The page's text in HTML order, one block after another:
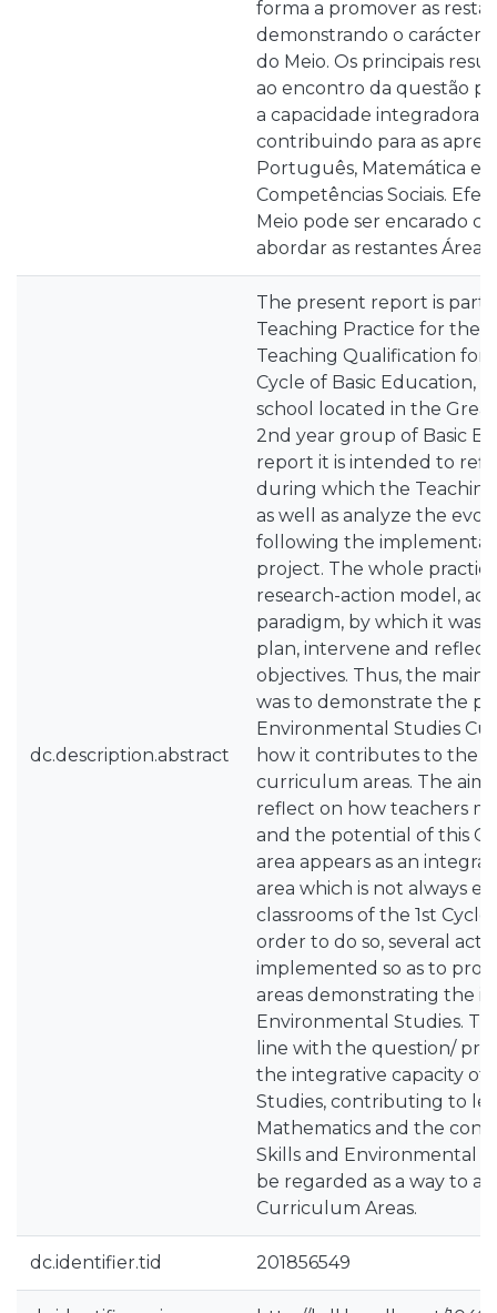
forma a promover as
demonstrando o carácter
do Meio. Os principais
ao encontro da questão
a capacidade integradora
contribuindo para as
Português, Matemática e
Competências Sociais.
Meio pode ser encarado
abordar as restantes
dc.description.abstract
The present report is part
Teaching Practice for the
Teaching Qualification for
Cycle of Basic Education,
school located in the
2nd year group of Basic
report it is intended to
during which the
as well as analyze the
following the
project. The whole
research-action model,
paradigm, by which it was
plan, intervene and
objectives. Thus, the main
was to demonstrate the
Environmental Studies
how it contributes to the
curriculum areas. The aim
reflect on how teachers
and the potential of this
area appears as an
area which is not always
classrooms of the 1st
order to do so, several
implemented so as to
areas demonstrating the
Environmental Studies.
line with the question/
the integrative capacity of
Studies, contributing to
Mathematics and the
Skills and Environmental
be regarded as a way to
Curriculum Areas.
dc.identifier.tid 201856549